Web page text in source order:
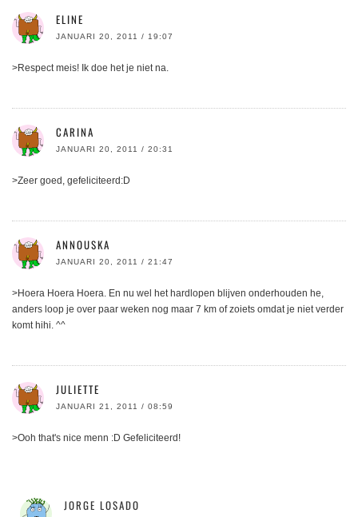
ELINE
JANUARI 20, 2011 / 19:07
>Respect meis! Ik doe het je niet na.
CARINA
JANUARI 20, 2011 / 20:31
>Zeer goed, gefeliciteerd:D
ANNOUSKA
JANUARI 20, 2011 / 21:47
>Hoera Hoera Hoera. En nu wel het hardlopen blijven onderhouden he,
anders loop je over paar weken nog maar 7 km of zoiets omdat je niet verder
komt hihi. ^^
JULIETTE
JANUARI 21, 2011 / 08:59
>Ooh that's nice menn :D Gefeliciteerd!
JORGE LOSADO